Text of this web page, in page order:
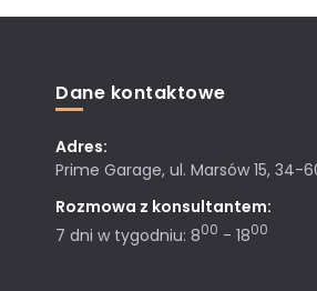
Dane kontaktowe
Adres:
Prime Garage, ul. Marsów 15, 34-
Rozmowa z konsultantem:
7 dni w tygodniu: 800 - 1800